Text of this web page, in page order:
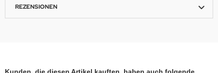
REZENSIONEN